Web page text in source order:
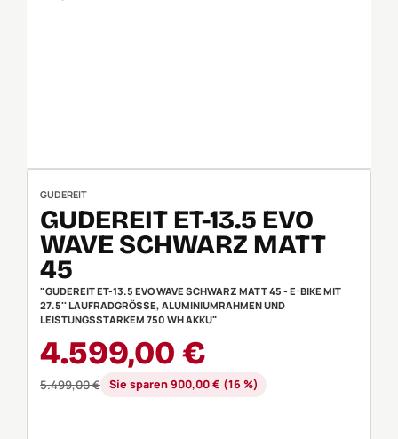
GUDEREIT
GUDEREIT ET-13.5 EVO
WAVE SCHWARZ MATT
45
"GUDEREIT ET-13.5 EVO WAVE SCHWARZ MATT 45 - E-BIKE MIT
27.5'' LAUFRADGRÖSSE, ALUMINIUMRAHMEN UND L
EISTUNGSSTARKEM 750 WH AKKU"
Verkaufspreis:
4.599,00 €
Regulärer Preis:
5.499,00 € Sie sparen 900,00 € (16 %)